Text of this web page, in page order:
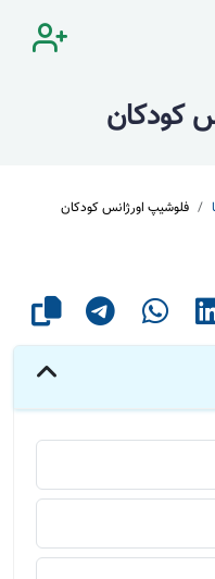
کودکان
فلوشیپ اورژانس کودکان